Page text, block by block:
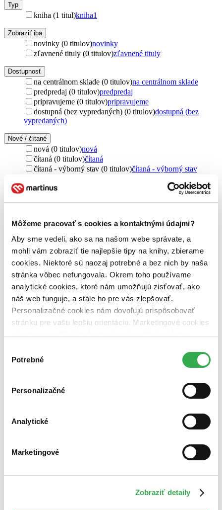
Môžeme pracovať s cookies a kontaktnými údajmi?
Aby sme vedeli, ako sa na našom webe správate, a
mohli vám zobraziť tie najlepšie tipy na knihy, zbierame
cookies. Niektoré sú naozaj potrebné a bez nich by naša
stránka vôbec nefungovala. Okrem toho používame
analytické cookies, ktoré nám umožňujú zisťovať, ako
náš web funguje, a stále ho pre vás zlepšovať.
Personalizačné cookies nám dovoľujú prispôsobovať
stránku pre vašu lepšiu orientáciu. Marketingové cookies
nám pomohlo, keby sme mohli používať všetky tieto
súhlasu
Potrebné
Personalizačné
Analytické
Marketingové
Zobraziť detaily
Typ
kniha (1 titul)kniha1
Zobraziť iba
novinky (0 titulov)novinky
zľavnené tituly (0 titulov)zľavnené tituly
Dostupnosť
na centrálnom sklade (0 titulov)na centrálnom sklade
predpredaj (0 titulov)predpredaj
pripravujeme (0 titulov)pripravujeme
dostupná (bez vypredaných) (0 titulov)dostupná (bez
vypredaných)
Nové / čítané
nová (0 titulov)nová
čítaná (0 titulov)čítaná
čítaná - výborný stav (0 titulov)čítaná - výborný stav
opotrebovaná
čítané verzie
Jazyk
slovenčina (1 titul) slovenčina
Autor
Michal Aláč (1 titul)Michal Aláč1
C. H. Beck (1 titul)C. H. Beck1
Väzba
brožovaná väzba (1 titul)brožovaná väzba1
Zúžiť výber
Zoradiť
Novinky
Najvyššia zľava
Použité filtre